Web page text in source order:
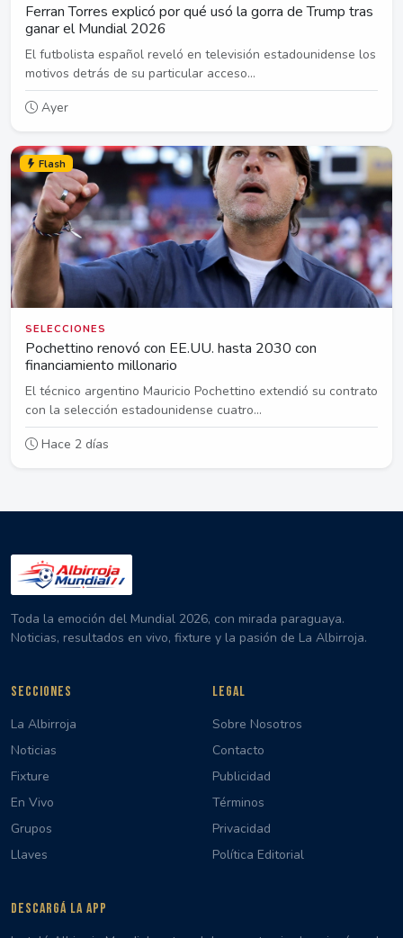
Ferran Torres explicó por qué usó la gorra de Trump tras
ganar el Mundial 2026
El futbolista español reveló en televisión estadounidense los
motivos detrás de su particular acceso...
Ayer
Flash
SELECCIONES
Pochettino renovó con EE.UU. hasta 2030 con
financiamiento millonario
El técnico argentino Mauricio Pochettino extendió su contrato
con la selección estadounidense cuatro...
Hace 2 días
Toda la emoción del Mundial 2026, con mirada paraguaya.
Noticias, resultados en vivo, fixture y la pasión de La Albirroja.
SECCIONES
La Albirroja
Noticias
Fixture
En Vivo
Grupos
Llaves
LEGAL
Sobre Nosotros
Contacto
Publicidad
Términos
Privacidad
Política Editorial
DESCARGÁ LA APP